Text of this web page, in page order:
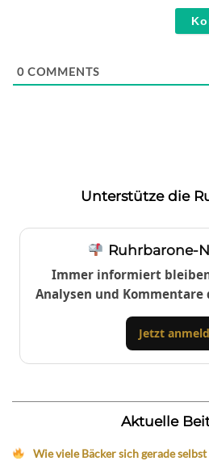
0 COMMENTS
Unterstütze die
Ruhrbarone-
Immer informiert
Analysen und
Jetzt
Aktuelle
Wie viele Bäcker sich gerade